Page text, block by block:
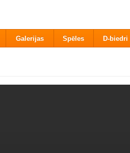
Galerijas Spēles D-biedri